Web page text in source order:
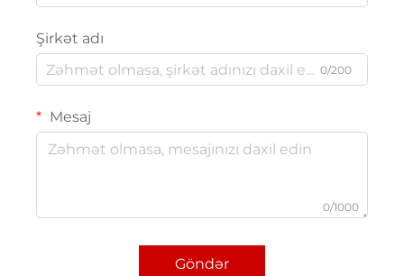
Şirkət adı
0/200
Mesaj
0/1000
Göndər